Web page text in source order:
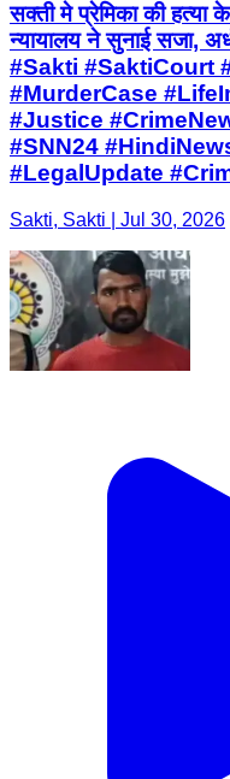
सक्ती मे प्रेमिका की
न्यायालय ने सुनाई सजा,
#Sakti #SaktiCourt
#MurderCase
#Justice
#SNN24
#LegalUpdate
Sakti, Sakti | Jul 30, 2026